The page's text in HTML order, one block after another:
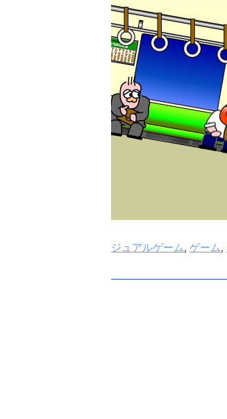
ジュアルゲーム, ゲーム,